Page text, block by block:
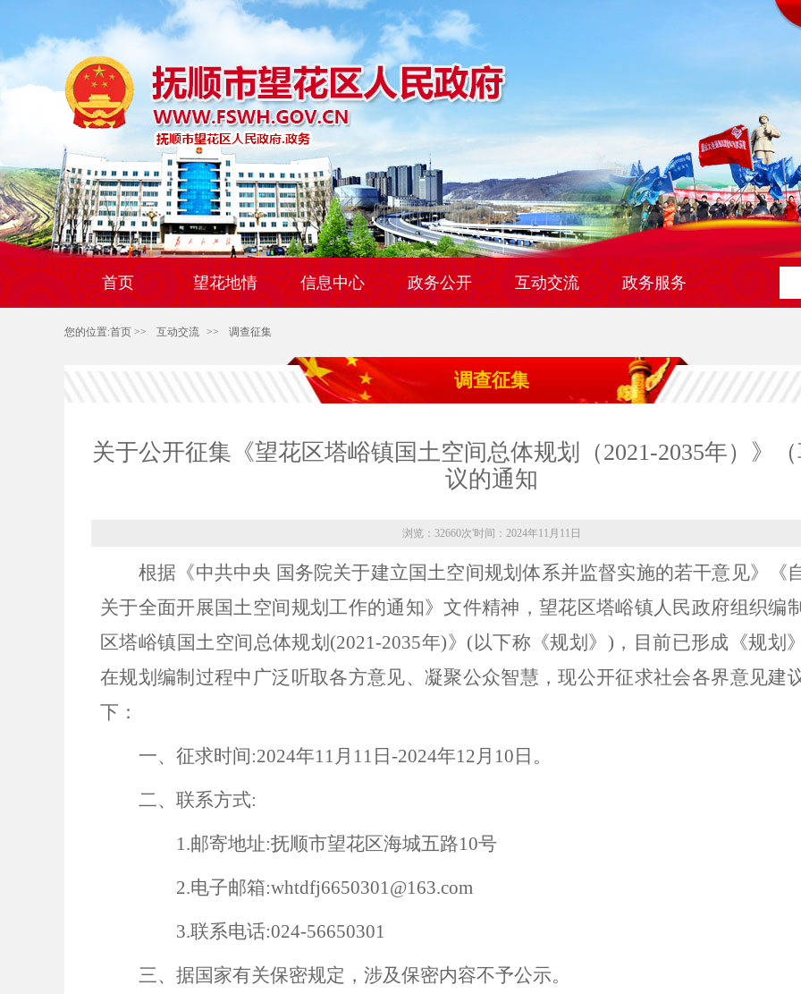
首页 望花地情 信息中心 政务公开 互动交流 政务服务
您的位置:首页 >> 互动交流 >> 调查征集
调查征集
关于公开征集《望花区塔峪镇国土空间总体规划（2021-2035年）》
议的通知
浏览：32660次'时间：2024年11月11日
根据《中共中央 国务院关于建立国土空间规划体系并监督实施的若干意见》《
关于全面开展国土空间规划工作的通知》文件精神，望花区塔峪镇人民政府组织编
区塔峪镇国土空间总体规划(2021-2035年)》(以下称《规划》)，目前已形成《规划
在规划编制过程中广泛听取各方意见、凝聚公众智慧，现公开征求社会各界意见建
下：
一、 征求时间:2024年11月 11 日-2024年12月 10 日。
二、联系方式:
1.邮寄地址:抚顺市望花区海城五路10号
2.电子邮箱:whtdfj6650301@163.com
3.联系电话:024-56650301
三、据国家有关保密规定，涉及保密内容不予公示。